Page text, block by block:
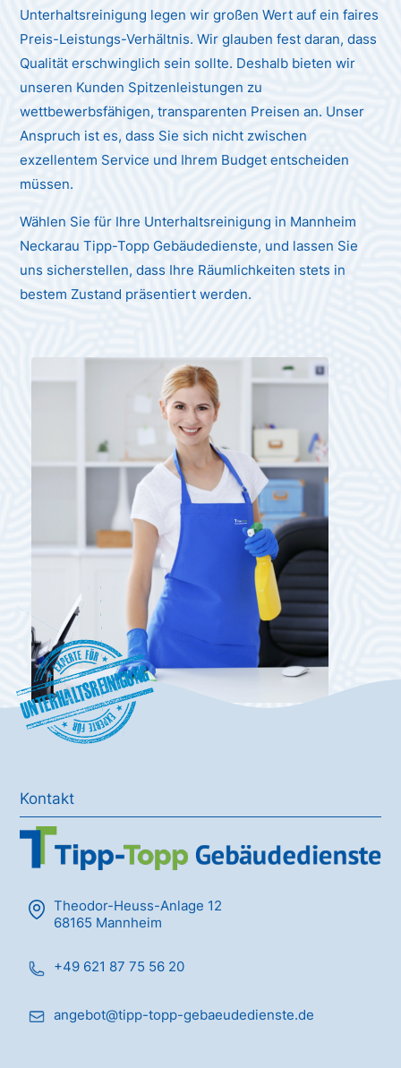
Unterhaltsreinigung legen wir großen Wert auf ein faires
Preis-Leistungs-Verhältnis. Wir glauben fest daran, dass
Qualität erschwinglich sein sollte. Deshalb bieten wir
unseren Kunden Spitzenleistungen zu
wettbewerbsfähigen, transparenten Preisen an. Unser
Anspruch ist es, dass Sie sich nicht zwischen
exzellentem Service und Ihrem Budget entscheiden
müssen.
Wählen Sie für Ihre Unterhaltsreinigung in Mannheim
Neckarau Tipp-Topp Gebäudedienste, und lassen Sie
uns sicherstellen, dass Ihre Räumlichkeiten stets in
bestem Zustand präsentiert werden.
Unterhaltsreinigung
Kontakt
Theodor-Heuss-Anlage 12
68165 Mannheim
+49 621 87 75 56 20
angebot@tipp-topp-gebaeudedienste.de